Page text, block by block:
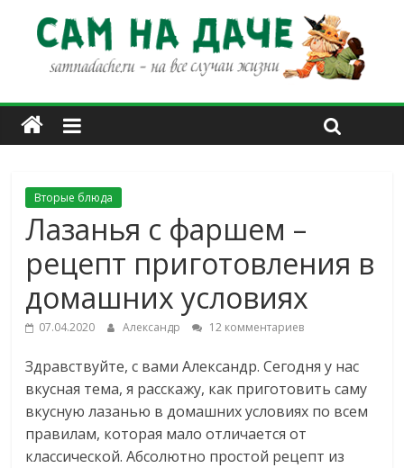
Вторые блюда
Лазанья с фаршем –
рецепт приготовления в
домашних условиях
07.04.2020 Александр 12 комментариев
Здравствуйте, с вами Александр. Сегодня у нас
вкусная тема, я расскажу, как приготовить саму
вкусную лазанью в домашних условиях по всем
правилам, которая мало отличается от
классической. Абсолютно простой рецепт из